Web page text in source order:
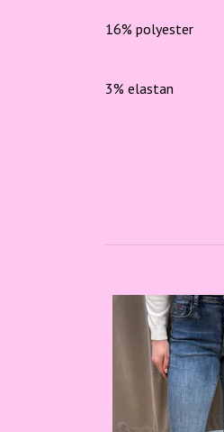
16% polyester
3% elastan